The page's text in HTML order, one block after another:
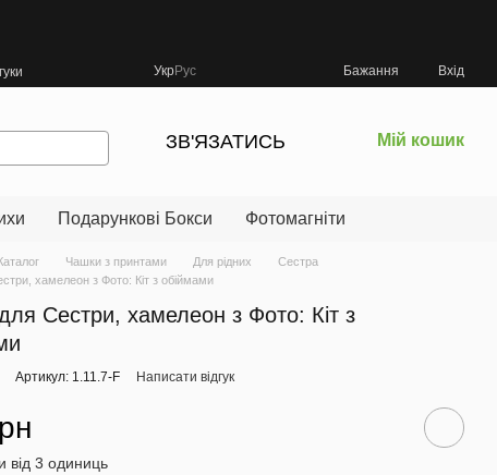
УкрРус Бажання Вхід
ЗВ'ЯЗАТИСЬ Мій кошик
Подарункові Бокси Фотомагніти
Чашки з принтами Для рідних
Сестра
хамелеон з Фото: Кіт з обіймами
Сестри, хамелеон з Фото: Кіт з
Артикул: 1.11.7-F Написати відгук
від 3 одиниць